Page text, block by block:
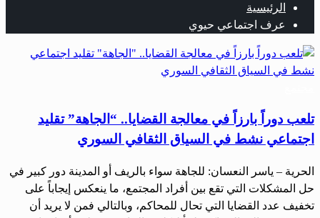
الرئيسية
عرف اجتماعي حيوي
تلعب دوراً بارزاً في معالجة القضايا.. “الجاهة” تقليد
اجتماعي نشط في السياق الثقافي السوري
الحرية – ياسر النعسان: للجاهة سواء بالريف أو المدينة دور كبير في
حل المشكلات التي تقع بين أفراد المجتمع، ما ينعكس إيجاباً على
تخفيف عدد القضايا التي تحال للمحاكم، وبالتالي فمن لا يريد أن